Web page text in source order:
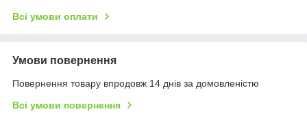
Всі умови оплати
Умови повернення
Повернення товару впродовж 14 днів за домовленістю
Всі умови повернення